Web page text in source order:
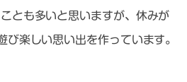
とも多いと思いますが、休みが
び楽しい思い出を作っています。